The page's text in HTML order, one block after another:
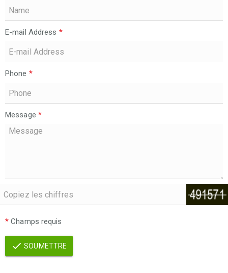
E-mail Address *
Phone *
Message *
* Champs requis
SOUMETTRE